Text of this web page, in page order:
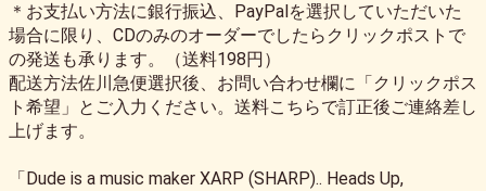
＊お支払い方法に銀行振込、PayPalを選択していただいた
場合に限り、CDのみのオーダーでしたらクリックポストで
の発送も承ります。（送料198円）
配送方法佐川急便選択後、お問い合わせ欄に「クリックポス
ト希望」とご入力ください。送料こちらで訂正後ご連絡差し
上げます。
「Dude is a music maker XARP (SHARP).. Heads Up,